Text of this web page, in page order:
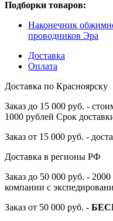
Подборки товаров:
Наконечник
проводников Эра
Доставка
Оплата
Доставка по Красноярску
Заказ до 15 000 руб. -
1000 рублей Срок
Заказ от 15 000 руб. -
Доставка в регионы РФ
Заказ до 50 000 руб. -
компании с
Заказ от 50 000 руб. -